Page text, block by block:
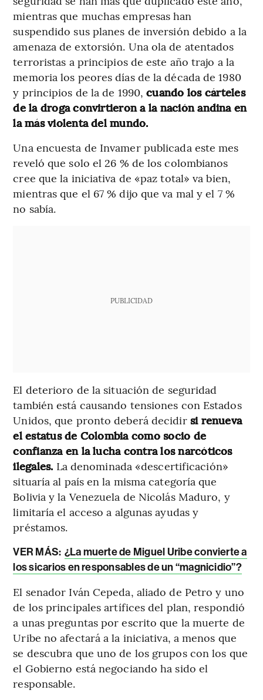
mientras que muchas empresas han
suspendido sus planes de inversión debido a la
amenaza de extorsión. Una ola de atentados
terroristas a principios de este año trajo a la
memoria los peores días de la década de 1980
y principios de la de 1990,cuando los cárteles
de la droga convirtieron a la nación andina en
la más violenta del mundo.
Una encuesta de Invamer publicada este mes
reveló que solo el 26 % de los colombianos
cree que la iniciativa de «paz total» va bien,
mientras que el 67 % dijo que va mal y el 7 %
no sabía.
PUBLICIDAD
El deterioro de la situación de seguridad
también está causando tensiones con Estados
Unidos, que pronto deberá decidir si renueva
el estatus de Colombia como socio de
confianza en la lucha contra los narcóticos
ilegales. La denominada «descertificación»
situaría al país en la misma categoría que
Bolivia y la Venezuela de Nicolás Maduro, y
limitaría el acceso a algunas ayudas y
préstamos.
VER MÁS: ¿La muerte de Miguel Uribe convierte a
los sicarios en responsables de un “magnicidio”?
El senador Iván Cepeda, aliado de Petro y uno
de los principales artífices del plan, respondió
a unas preguntas por escrito que la muerte de
Uribe no afectará a la iniciativa, a menos que
se descubra que uno de los grupos con los que
el Gobierno está negociando ha sido el
responsable.